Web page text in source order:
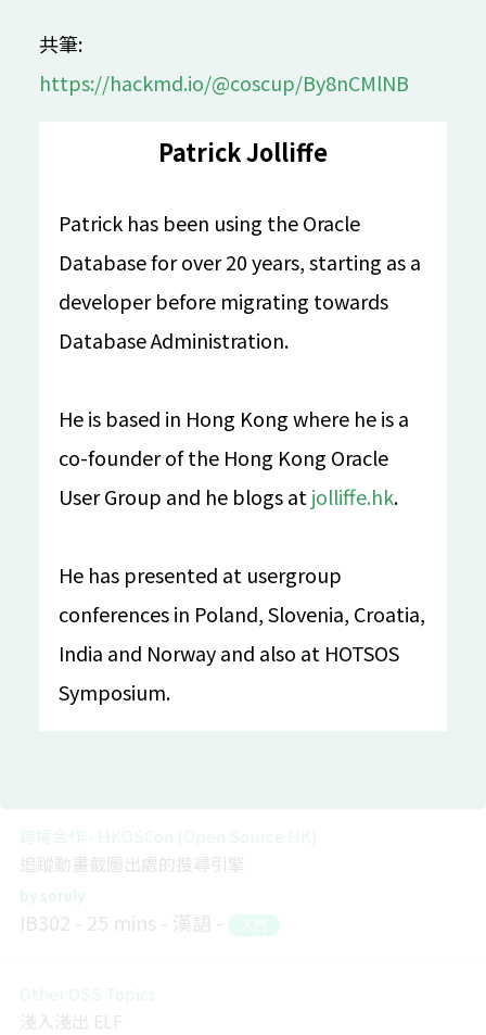
IB401
刘天栋 吴晟
IB101 50 mins 漢語 入門
系統軟體社群議程
翁敏維
IB201 45 mins 漢語 中階
庄表伟
IB202 30 mins 漢語
給 Web 工程師的 Rust 上手指南
跨境合作 - HKOSCon (Open Source HK)
追蹤動畫截圖出處的搜尋引擎
soruly
IB302 25 mins 漢語 入門
Other OSS Topics
淺入淺出 ELF
共筆:
https://hackmd.io/@coscup/By8nCMlNB
Patrick Jolliffe
Patrick has been using the Oracle
Database for over 20 years, starting as a
developer before migrating towards
Database Administration.
He is based in Hong Kong where he is a
co-founder of the Hong Kong Oracle
User Group and he blogs at jolliffe.hk.
He has presented at usergroup
conferences in Poland, Slovenia, Croatia,
India and Norway and also at HOTSOS
Symposium.